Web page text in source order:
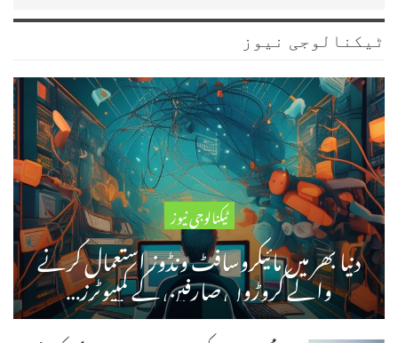
ٹیکنالوجی نیوز
ٹیکنالوجی نیوز
دنیا بھر میں مائیکروسافٹ ونڈوز استعمال کرنے
والے کروڑوں صارفین کے کمپیوٹرز…